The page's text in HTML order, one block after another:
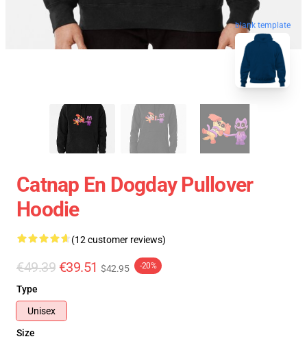
blank template
Catnap En Dogday Pullover
Hoodie
(12 customer reviews)
€49.39 €39.51 $42.95 -20%
Type
Unisex
Size